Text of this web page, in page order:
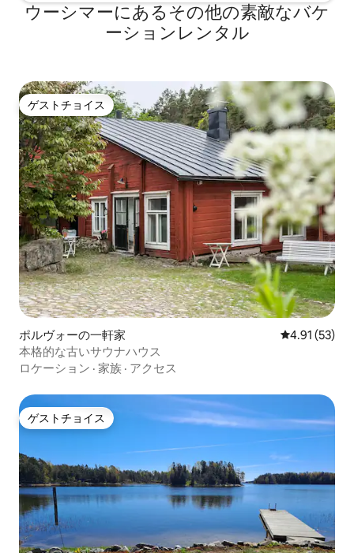
ウーシマーにあるその他の素敵なバケ
ーションレンタル
ゲストチョイス
ゲストチョイス
ポルヴォーの一軒家 レビュー53
4.91 (53)
本格的な古いサウナハウス
ロケーション · 家族 · アクセス
ゲストチョイス
ゲストチョイス